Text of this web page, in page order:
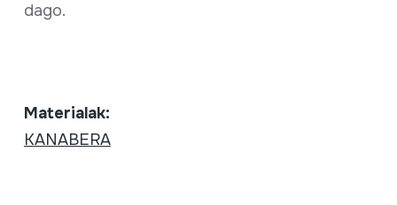
dago.
Materialak:
KANABERA